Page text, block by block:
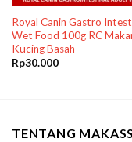
Royal Canin Gastro
Wet Food 100g RC
Kucing Basah
Rp30.000
TENTANG